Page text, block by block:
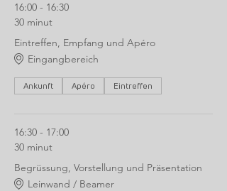
następnie 3 minuty pieszo
16:00 - 16:30
30 minut
Eintreffen, Empfang und Apéro
Eingangbereich
Ankunft Apéro Eintreffen
16:30 - 17:00
30 minut
Begrüssung, Vorstellung und Präsentation
Leinwand / Beamer